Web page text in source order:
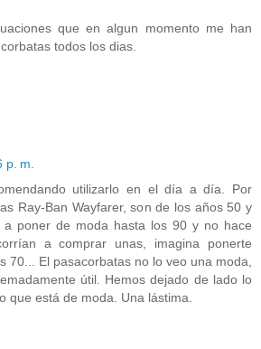
que en algun momento me han
todos los dias.
p. m.
utilizarlo en el día a día. Por
Ray-Ban Wayfarer, son de los años 50 y
a poner de moda hasta los 90 y no hace
a comprar unas, imagina ponerte
70... El pasacorbatas no lo veo una moda,
útil. Hemos dejado de lado lo
que está de moda. Una lástima.